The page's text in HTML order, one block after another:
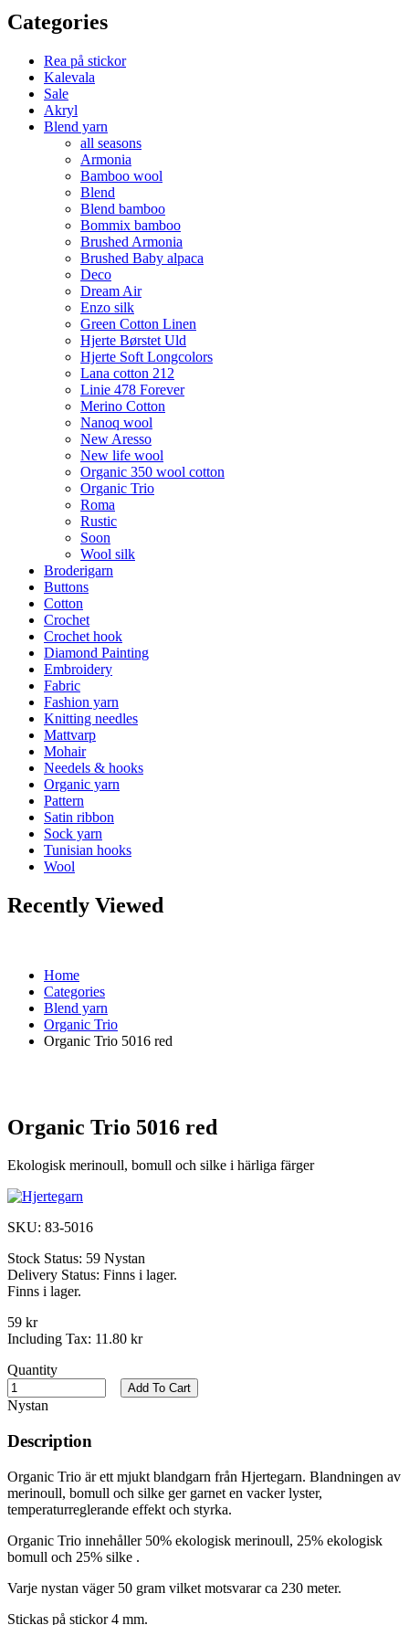
Categories
Rea på stickor
Kalevala
Sale
Akryl
Blend yarn
all seasons
Armonia
Bamboo wool
Blend
Blend bamboo
Bommix bamboo
Brushed Armonia
Brushed Baby alpaca
Deco
Dream Air
Enzo silk
Green Cotton Linen
Hjerte Børstet Uld
Hjerte Soft Longcolors
Lana cotton 212
Linie 478 Forever
Merino Cotton
Nanoq wool
New Aresso
New life wool
Organic 350 wool cotton
Organic Trio
Roma
Rustic
Soon
Wool silk
Broderigarn
Buttons
Cotton
Crochet
Crochet hook
Diamond Painting
Embroidery
Fabric
Fashion yarn
Knitting needles
Mattvarp
Mohair
Needels & hooks
Organic yarn
Pattern
Satin ribbon
Sock yarn
Tunisian hooks
Wool
Recently Viewed
Home
Categories
Blend yarn
Organic Trio
Organic Trio 5016 red
Organic Trio 5016 red
Ekologisk merinoull, bomull och silke i härliga färger
SKU: 83-5016
Stock Status: 59 Nystan
Delivery Status: Finns i lager.
Finns i lager.
59 kr
Including Tax: 11.80 kr
Quantity
Nystan
Add To Cart
Description
Organic Trio är ett mjukt blandgarn från Hjertegarn. Blandningen av
merinoull, bomull och silke ger garnet en vacker lyster,
temperaturreglerande effekt och styrka.
Organic Trio innehåller 50% ekologisk merinoull, 25% ekologisk
bomull och 25% silke .
Varje nystan väger 50 gram vilket motsvarar ca 230 meter.
Stickas på stickor 4 mm.